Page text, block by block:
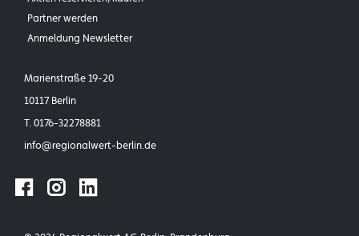
Partner werden
Anmeldung Newsletter
Marienstraße 19-20
10117 Berlin
T. 0176-32278881
info@regionalwert-berlin.de
facebookinstagram